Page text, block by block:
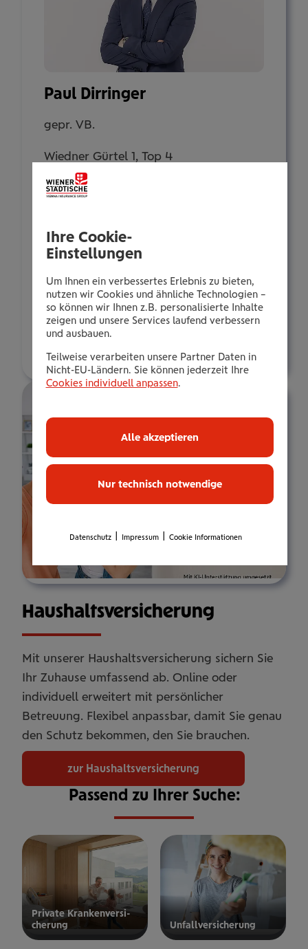
Paul Dirringer
gepr. VB.
Wiedner Gürtel 1, Top 4
1100 Wien
+435035027090
Mobil:
+436646013927090
E-Mail:
p.dirringer@wienerstaedtische.at
Haus­halts­ver­si­che­rung
Mit unserer Haushaltsversicherung sichern Sie
Ihr Zuhause umfassend ab. Online oder
individuell erweitert mit persönlicher
Betreuung. Flexibel anpassbar, damit Sie genau
den Schutz bekommen, den Sie brauchen.
zur Haushaltsversicherung
Passend zu Ihrer Suche:
Private Kran­ken­­­ver­si­
che­rung
privaten
Unfall­ver­si­che­rung
Ihre Cookie-
Einstellungen
Um Ihnen ein verbessertes Erlebnis zu bieten,
nutzen wir Cookies und ähnliche Technologien –
so können wir Ihnen z.B. personalisierte Inhalte
zeigen und unsere Services laufend verbessern
und ausbauen.
Teilweise verarbeiten unsere Partner Daten in
Nicht-EU-Ländern. Sie können jederzeit Ihre
Cookies individuell anpassen.
Nur technisch notwendige
Alle akzeptieren
Datenschutz Impressum Cookie Informationen